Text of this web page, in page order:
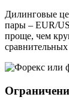
Дилинговые
пары – EUR/
проще, чем
сравнительных